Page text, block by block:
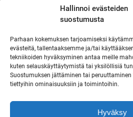
Hallinnoi evästeiden
suostumusta
Parhaan kokemuksen tarjoamiseksi
evästeitä, tallentaaksemme ja/tai
tekniikoiden hyväksyminen antaa meille
kuten selauskäyttäytymistä tai yksilöllisiä
Suostumuksen jättäminen tai
tiettyihin ominaisuuksiin ja toimintoihin.
Hyväksy
pe ja aattoina klo
Suljettuna ma–pe klo